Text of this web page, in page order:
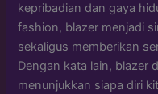
kepribadian dan gaya
fashion, blazer menjadi
sekaligus memberikan
Dengan kata lain, blazer
menunjukkan siapa diri